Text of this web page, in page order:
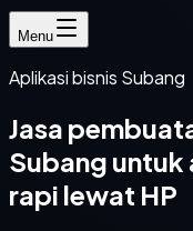
Menu
Aplikasi bisnis Subang
Jasa
Subang untuk
rapi lewat HP